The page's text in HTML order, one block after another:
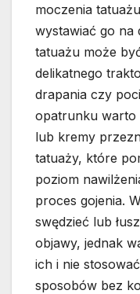
moczenia
wystawiać go na
tatuażu może
delikatnego
drapania czy
opatrunku warto
lub kremy
tatuaży, które
poziom
proces gojenia.
swędzieć lub
objawy, jednak
ich i nie
sposobów bez